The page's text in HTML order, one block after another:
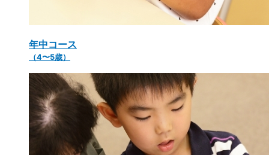
年中コース
（4〜5歳）